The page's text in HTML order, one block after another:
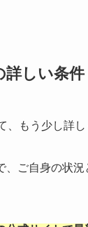
詳しい条件
もう少し詳し
ご自身の状